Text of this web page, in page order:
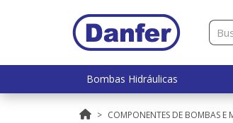
Bombas Hidráulicas
COMPONENTES DE BOMBAS E